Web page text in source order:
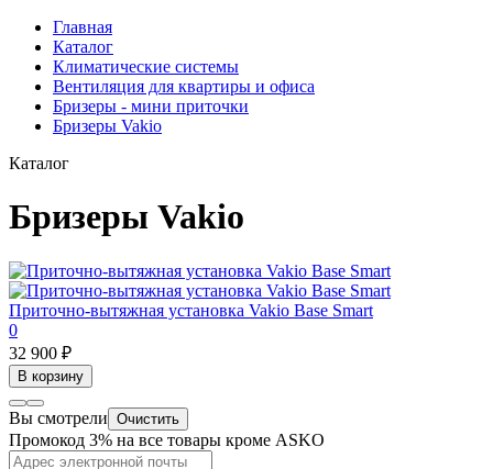
Главная
Каталог
Климатические системы
Вентиляция для квартиры и офиса
Бризеры - мини приточки
Бризеры Vakio
Каталог
Бризеры Vakio
Приточно-вытяжная установка Vakio Base Smart
0
32 900 ₽
В корзину
Вы смотрели Очистить
Промокод 3% на все товары кроме ASKO